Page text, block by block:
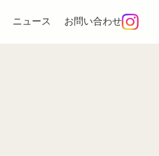
ニュース お問い合わせ